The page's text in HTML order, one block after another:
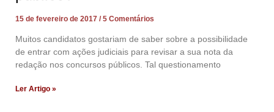
15 de fevereiro de 2017 5 Comentários
Muitos candidatos gostariam de saber sobre a possibilidade
de entrar com ações judiciais para revisar a sua nota da
redação nos concursos públicos. Tal questionamento
Ler Artigo »